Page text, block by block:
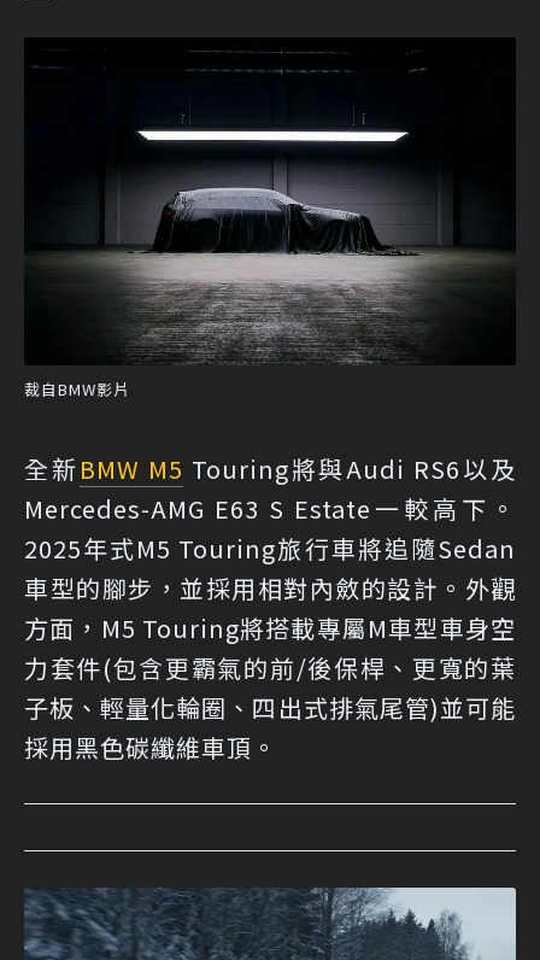
裁自BMW影片
全新BMW M5 Touring將與Audi RS6以及
Mercedes-AMG E63 S Estate一較高下。
2025年式M5 Touring旅行車將追隨Sedan
車型的腳步，並採用相對內斂的設計。外觀
方面，M5 Touring將搭載專屬M車型車身空
力套件(包含更霸氣的前/後保桿、更寬的葉
子板、輕量化輪圈、四出式排氣尾管)並可能
採用黑色碳纖維車頂。